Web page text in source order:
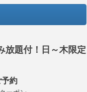
放題付！日～木限定
約